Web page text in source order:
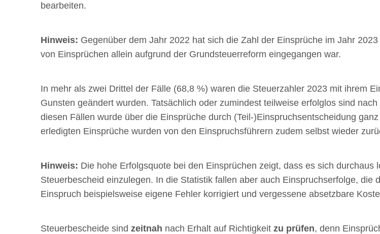
bearbeiten.
Hinweis: Gegenüber dem Jahr 2022 hat sich die Zahl der Einsprüche im Jahr
von Einsprüchen allein aufgrund der Grundsteuerreform eingegangen war.
In mehr als zwei Drittel der Fälle (68,8 %) waren die Steuerzahler 2023 mit ihrem
Gunsten geändert wurden. Tatsächlich oder zumindest teilweise erfolglos sind
diesen Fällen wurde über die Einsprüche durch (Teil-)Einspruchsentscheidung
erledigten Einsprüche wurden von den Einspruchsführern zudem selbst wieder
Hinweis: Die hohe Erfolgsquote bei den Einsprüchen zeigt, dass es sich durchaus
Steuerbescheid einzulegen. In die Statistik fallen aber auch Einspruchserfolge, die
Einspruch beispielsweise eigene Fehler korrigiert und vergessene absetzbare
Steuerbescheide sind zeitnah nach Erhalt auf Richtigkeit zu prüfen, denn